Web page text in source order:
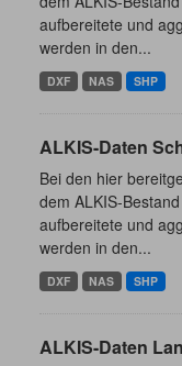
aufbereitete und
werden in den...
DXF NAS SHP
ALKIS-Daten
Bei den hier
dem ALKIS-
aufbereitete und
werden in den...
DXF NAS SHP
ALKIS-Daten